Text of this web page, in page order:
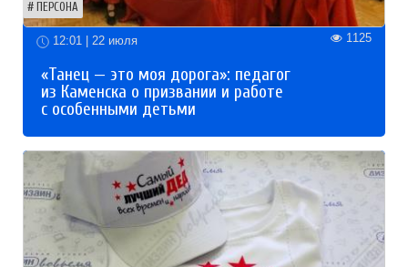
ПЕРСОНА
12:01 | 22 июля 1125
«Танец — это моя дорога»: педагог
из Каменска о призвании и работе
с особенными детьми